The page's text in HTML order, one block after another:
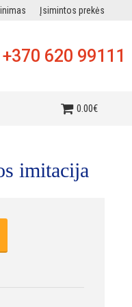
Įsimintos prekės
+370 620 99111
0.00€
imitacija